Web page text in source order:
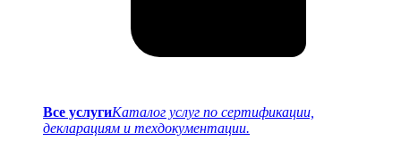
Все услугиКаталог услуг по сертификации,
декларациям и техдокументации.